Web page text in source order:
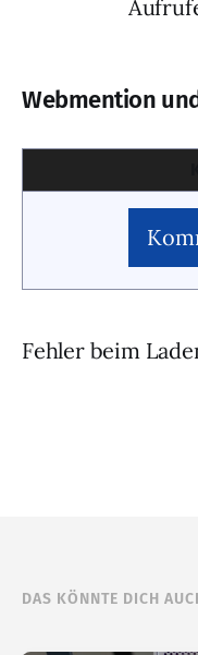
Webmention
Fehler beim
DAS KÖNNTE DICH